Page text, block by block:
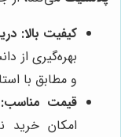
کیفیت بالا:
بهره‌گیری از
و مطابق با
قیمت مناسب:
امکان خرید